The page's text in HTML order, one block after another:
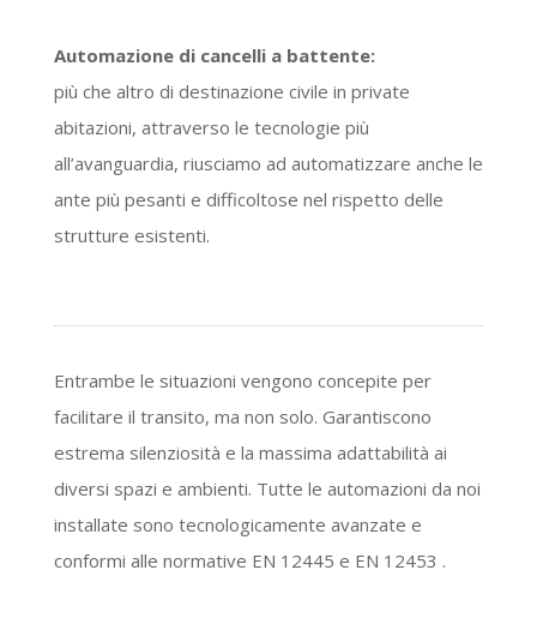
Automazione di cancelli a battente:
più che altro di destinazione civile in private
abitazioni, attraverso le tecnologie più
all’avanguardia, riusciamo ad automatizzare anche le
ante più pesanti e difficoltose nel rispetto delle
strutture esistenti.
Entrambe le situazioni vengono concepite per
facilitare il transito, ma non solo. Garantiscono
estrema silenziosità e la massima adattabilità ai
diversi spazi e ambienti. Tutte le automazioni da noi
installate sono tecnologicamente avanzate e
conformi alle normative EN 12445 e EN 12453 .